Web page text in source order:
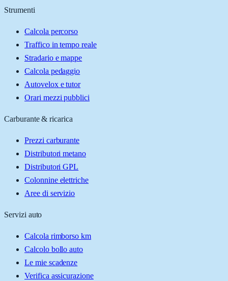
Strumenti
Calcola percorso
Traffico in tempo reale
Stradario e mappe
Calcola pedaggio
Autovelox e tutor
Orari mezzi pubblici
Carburante & ricarica
Prezzi carburante
Distributori metano
Distributori GPL
Colonnine elettriche
Aree di servizio
Servizi auto
Calcola rimborso km
Calcolo bollo auto
Le mie scadenze
Verifica assicurazione